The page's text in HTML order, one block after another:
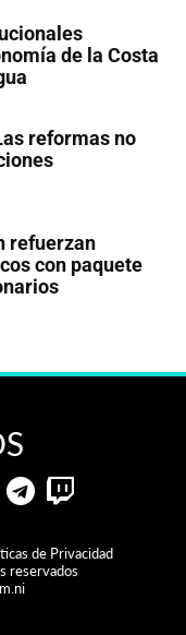
de la Costa
reformas no
refuerzan
con paquete
de Privacidad
reservados